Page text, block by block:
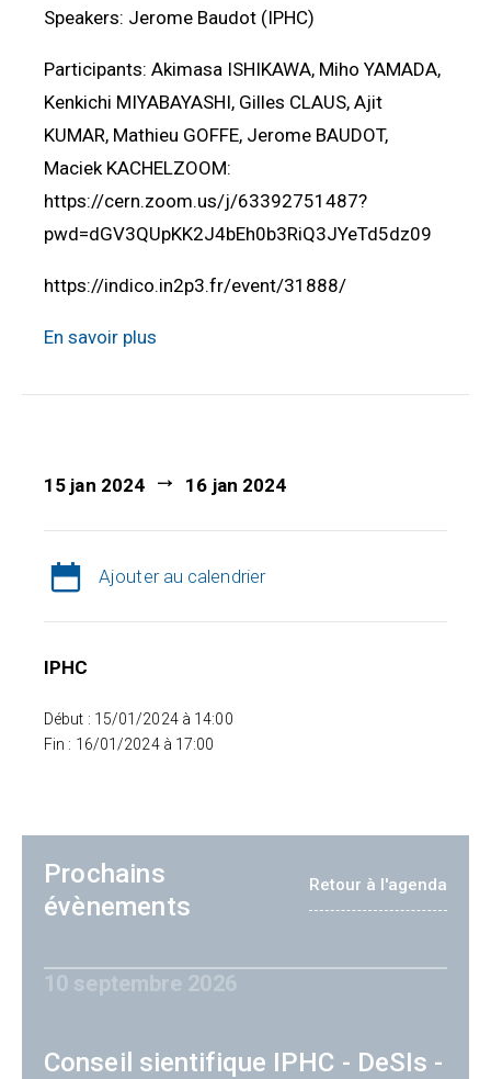
Speakers: Jerome Baudot (IPHC)
Participants: Akimasa ISHIKAWA, Miho YAMADA,
Kenkichi MIYABAYASHI, Gilles CLAUS, Ajit
KUMAR, Mathieu GOFFE, Jerome BAUDOT,
Maciek KACHELZOOM:
https://cern.zoom.us/j/63392751487?
pwd=dGV3QUpKK2J4bEh0b3RiQ3JYeTd5dz09
https://indico.in2p3.fr/event/31888/
En savoir plus
15 jan 2024 16 jan 2024
Ajouter au calendrier
IPHC
Début : 15/01/2024 à 14:00
Fin : 16/01/2024 à 17:00
Prochains
évènements
Retour à l'agenda
10 septembre 2026
Conseil sientifique IPHC - DeSIs -